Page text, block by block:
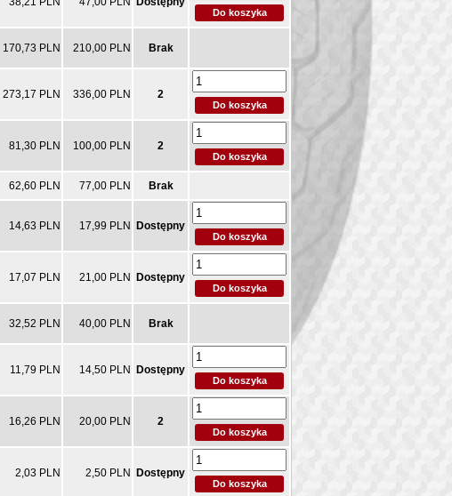
170,73 PLN 210,00 PLN Brak
273,17 PLN 336,00 PLN 2
81,30 PLN 100,00 PLN 2
62,60 PLN 77,00 PLN Brak
14,63 PLN 17,99 PLN Dostępny
17,07 PLN 21,00 PLN Dostępny
32,52 PLN 40,00 PLN Brak
11,79 PLN 14,50 PLN Dostępny
16,26 PLN 20,00 PLN 2
2,03 PLN 2,50 PLN Dostępny